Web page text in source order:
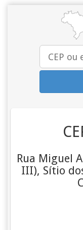
Rua Miguel
III), Sítio